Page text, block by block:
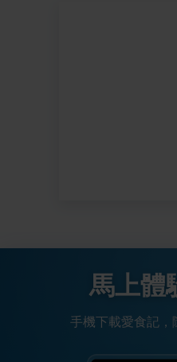
馬上體
手機下載愛食記，